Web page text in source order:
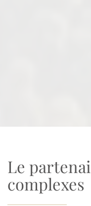
Le
complexes